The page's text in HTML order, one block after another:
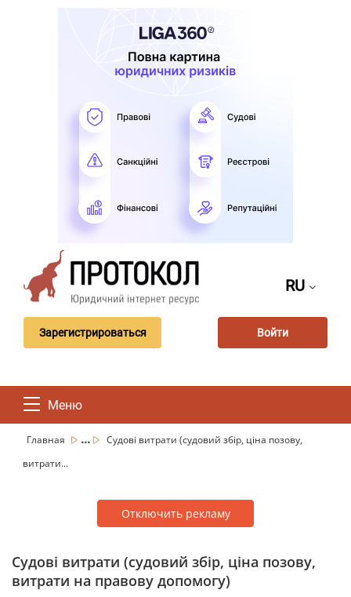
RU
Зарегистрироваться Войти
Меню
Главная ...
Судові витрати (судовий збір, ціна позову,
витрати...
Отключить рекламу
Судові витрати (судовий збір, ціна позову,
витрати на правову допомогу)